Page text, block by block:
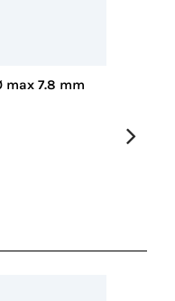
max 7.8 mm
Prezzo